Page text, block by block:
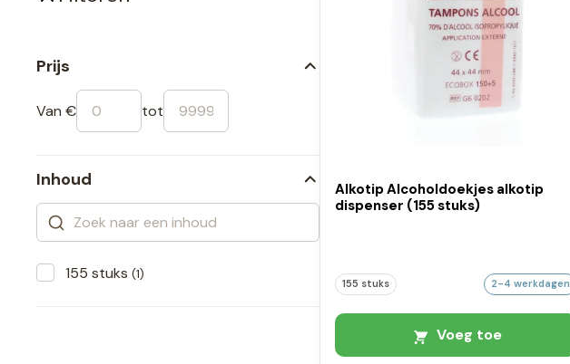
Prijs
Van € tot
Inhoud
155 stuks (1)
Alkotip Alcoholdoekjes alkotip
dispenser (155 stuks)
155 stuks 2-4 werkdagen
Voeg toe